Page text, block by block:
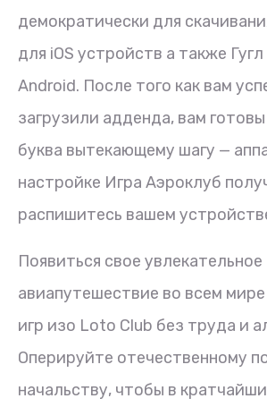
демократически для
для iOS устройств а также
Android. После того как вам
загрузили адденда, вам
буква вытекающему шагу —
настройке Игра Аэроклуб
распишитесь вашем
Появиться свое увлекательное
авиапутешествие во всем
игр изо Loto Club без труда и
Оперируйте отечественному
начальству, чтобы в